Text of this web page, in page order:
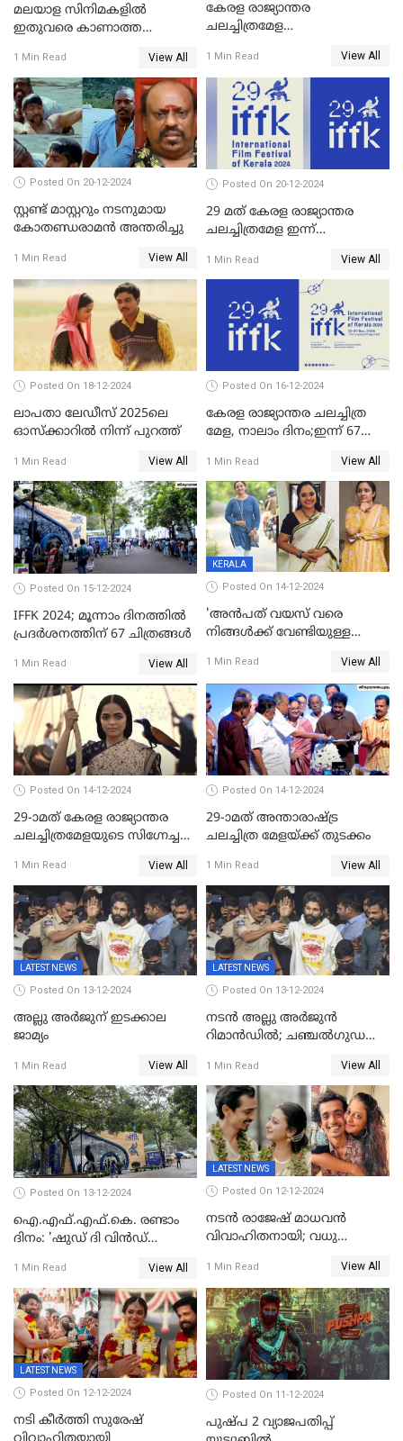
മലയാള സിനിമകളിൽ
ഇതുവരെ കാണാത്ത
മുകുന്ദൻ ചിത്രം മാർക്കോ
1 Min Read View All
കേരള രാജ്യാന്തര
ചലച്ചിത്രമേള
സിനിമ അവാര്‍ഡ്
സംവിധായിക പായല്‍
കപാഡിയയ്ക്ക് സമ്മാനിച്ചു;
ഫെമിനിച്ചി ഫാത്തിമയ്ക്ക്
അഞ്ച് പുരസ്കാരം
1 Min Read View All
Posted On 20-12-2024
സ്റ്റണ്ട് മാസ്റ്ററും നടനുമായ
കോതണ്ഡരാമൻ അന്തരിച്ചു
1 Min Read View All
Posted On 20-12-2024
29 മത് കേരള രാജ്യാന്തര
ചലച്ചിത്രമേള ഇന്ന്
1 Min Read View All
Posted On 18-12-2024
ലാപതാ ലേഡീസ് 2025ലെ
ഓസ്‌ക്കാറില്‍ നിന്ന് പുറത്ത്
1 Min Read View All
Posted On 16-12-2024
കേരള രാജ്യാന്തര ചലച്ചിത്ര
മേള, നാലാം ദിനം;ഇന്ന് 67
1 Min Read View All
Posted On 15-12-2024
IFFK 2024; മൂന്നാം ദിനത്തില്‍
പ്രദര്‍ശനത്തിന് 67 ചിത്രങ്ങള്‍
1 Min Read View All
KERALA
Posted On 14-12-2024
'അന്‍പത് വയസ് വരെ
നിങ്ങള്‍ക്ക് വേണ്ടിയുള്ള
കൂട്ട് ആവശ്യമുണ്ട്; കല്യാണം
കഴിക്കാമെന്ന് തോന്നി
തുടങ്ങിയിട്ടുണ്ടെന്ന് നിഷ
സാരംഗ്
1 Min Read View All
Posted On 14-12-2024
29-ാമത് കേരള രാജ്യാന്തര
ചലച്ചിത്രമേളയുടെ സിഗ്നേച്ചർ
1 Min Read View All
Posted On 14-12-2024
29-ാമത് അന്താരാഷ്‌ട്ര
ചലച്ചിത്ര മേളയ്‌ക്ക് തുടക്കം
1 Min Read View All
LATEST NEWS
Posted On 13-12-2024
അല്ലു അർജുന് ഇടക്കാല
ജാമ്യം
1 Min Read View All
LATEST NEWS
Posted On 13-12-2024
നടൻ അല്ലു അർജുൻ
റിമാൻഡിൽ; ചഞ്ചൽഗുഡ
1 Min Read View All
Posted On 13-12-2024
ഐ.എഫ്.എഫ്.കെ. രണ്ടാം
ദിനം: 'ഷുഡ് ദി വിൻഡ്
'കിഷ്‌കികിന്ധാ കാണ്ഡം' വരെ
1 Min Read View All
LATEST NEWS
Posted On 12-12-2024
നടൻ രാജേഷ് മാധവൻ
വിവാഹിതനായി; വധു
കാരാട്ട്
1 Min Read View All
LATEST NEWS
Posted On 12-12-2024
നടി കീർത്തി സുരേഷ്
Posted On 11-12-2024
പുഷ്പ 2 വ്യാജപതിപ്പ്